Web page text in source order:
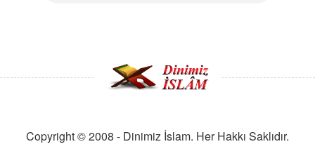
Copyright © 2008 - Dinimiz İslam. Her Hakkı Saklıdır.